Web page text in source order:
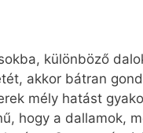
különböző
akkor bátran
mély hatást
hogy a dallamok,